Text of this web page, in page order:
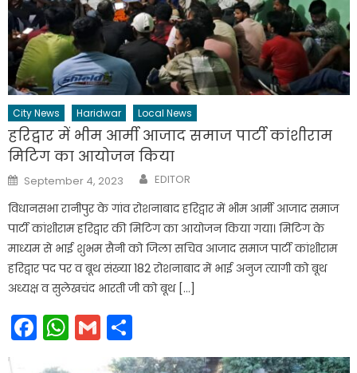
City News Haridwar Local News
हरिद्वार में भीम आर्मी आजाद समाज पार्टी कांशीराम
मिटिग का आयोजन किया
Posted
on
September 4, 2023 Author
EDITOR
विधानसभा रानीपुर के गांव रोशनाबाद हरिद्वार में भीम आर्मी आजाद समाज
पार्टी कांशीराम हरिद्वार की मिटिग का आयोजन किया गया। मिटिग के
माध्यम से भाई शुभम सैनी को जिला सचिव आजाद समाज पार्टी कांशीराम
हरिद्वार पद पर व बूथ संख्या 182 रोशनाबाद में भाई अनुज त्यागी को बूथ
अध्यक्ष व सुलेखचंद भारती जी को बूथ […]
Facebook
WhatsApp
Gmail